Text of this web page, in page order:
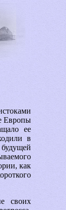
Европы
ее
в
как
своих